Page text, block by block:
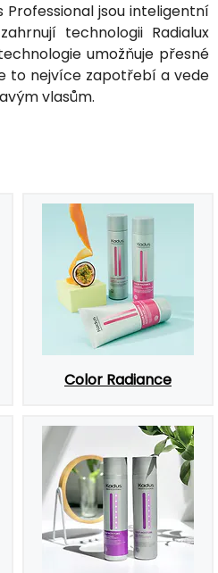
Professional jsou inteligentní
technologii Radialux
umožňuje přesné
to nejvíce zapotřebí a vede
vlasům.
Color Radiance